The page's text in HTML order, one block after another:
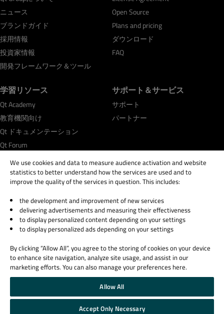
ニュース
ブランドガイド
採用情報
投資家情報
開発フレームワーク＆ツール
Open Source
Plans and pricing
ダウンロード
FAQ
学習リソース
Qt Academy
教育機関向け
Qt ドキュメンテーション
Qt Forum
サポート＆サービス
サポート
パートナー
© 2026 The Qt Company
Legal Notice
Privacy and Cookie Policy
Trust Center
Cookie Settings
Email Preferences
Qt Group includes The Qt Company Oy and its global subsidiaries and affiliates.
We use cookies and data to measure audience activation and website
statistics to better understand how the services are used and to
improve the quality of the services in question. This includes:
the development and improvement of new services
delivering advertisements and measuring their effectiveness
to display personalized content depending on your settings
to display personalized ads depending on your settings
By clicking “Allow All”, you agree to the storing of cookies on your device
to enhance site navigation, analyze site usage, and assist in our
marketing efforts. You can also manage your preferences here.
Allow All
Accept Only Necessary